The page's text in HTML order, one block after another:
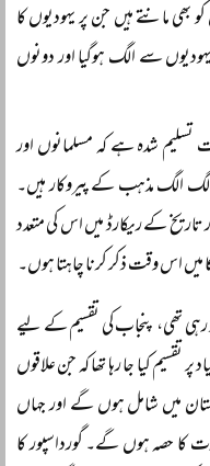
بھی مانتے ہیں جن پر یہودیوں کا
سے الگ ہوگیا اور دونوں
تسلیم شدہ ہے کہ مسلمانوں اور
الگ مذہب کے پیروکار ہیں۔
تاریخ کے ریکارڈ میں اس کی متعدد
اس وقت ذکر کرنا چاہتا ہوں۔
رہی تھی، پنجاب کی تقسیم کے لیے
تقسیم کیا جا رہا تھا کہ جن علاقوں
میں شامل ہوں گے اور جہاں
کا حصہ ہوں گے۔ گورداسپور کا